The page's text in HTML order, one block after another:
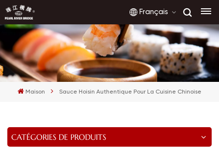
Français
English
français
Maison Sauce Hoisin Authentique Pour La Cuisine Chinoise
CATÉGORIES DE PRODUITS